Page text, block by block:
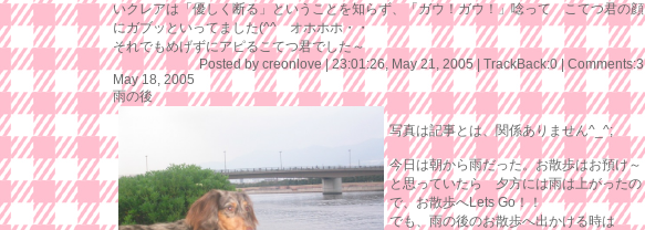
いクレアは「優しく断る」ということを知らず、「ガウ！ガウ！」唸って こてつ君の顔
にガブッといってました(^^ゞオホホホ・・
それでもめげずにアピるこてつ君でした～
Posted by creonlove |23:01:26, May 21, 2005| TrackBack:0| Comments:3
May 18, 2005
雨の後
写真は記事とは、関係ありません^_^;
今日は朝から雨だった。お散歩はお預け～
と思っていたら 夕方には雨は上がったの
で、お散歩へLets Go！！
でも、雨の後のお散歩へ出かける時は